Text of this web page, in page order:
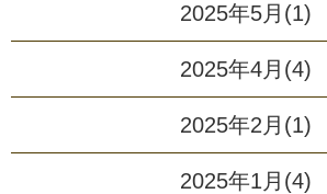
2025年5月(1)
2025年4月(4)
2025年2月(1)
2025年1月(4)